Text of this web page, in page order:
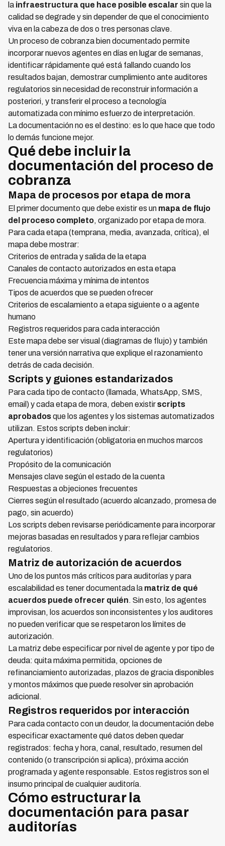
la infraestructura que hace posible escalar sin que la
calidad se degrade y sin depender de que el conocimiento
viva en la cabeza de dos o tres personas clave.
Un proceso de cobranza bien documentado permite
incorporar nuevos agentes en días en lugar de semanas,
identificar rápidamente qué está fallando cuando los
resultados bajan, demostrar cumplimiento ante auditores
regulatorios sin necesidad de reconstruir información a
posteriori, y transferir el proceso a tecnología
automatizada con mínimo esfuerzo de interpretación.
La documentación no es el destino: es lo que hace que todo
lo demás funcione mejor.
Qué debe incluir la
documentación del proceso de
cobranza
Mapa de procesos por etapa de mora
El primer documento que debe existir es un mapa de flujo
del proceso completo, organizado por etapa de mora.
Para cada etapa (temprana, media, avanzada, crítica), el
mapa debe mostrar:
Criterios de entrada y salida de la etapa
Canales de contacto autorizados en esta etapa
Frecuencia máxima y mínima de intentos
Tipos de acuerdos que se pueden ofrecer
Criterios de escalamiento a etapa siguiente o a agente
humano
Registros requeridos para cada interacción
Este mapa debe ser visual (diagramas de flujo) y también
tener una versión narrativa que explique el razonamiento
detrás de cada decisión.
Scripts y guiones estandarizados
Para cada tipo de contacto (llamada, WhatsApp, SMS,
email) y cada etapa de mora, deben existirscripts
aprobadosque los agentes y los sistemas automatizados
utilizan. Estos scripts deben incluir:
Apertura y identificación (obligatoria en muchos marcos
regulatorios)
Propósito de la comunicación
Mensajes clave según el estado de la cuenta
Respuestas a objeciones frecuentes
Cierres según el resultado (acuerdo alcanzado, promesa de
pago, sin acuerdo)
Los scripts deben revisarse periódicamente para incorporar
mejoras basadas en resultados y para reflejar cambios
regulatorios.
Matriz de autorización de acuerdos
Uno de los puntos más críticos para auditorías y para
escalabilidad es tener documentada la matriz de qué
acuerdos puede ofrecer quién. Sin esto, los agentes
improvisan, los acuerdos son inconsistentes y los auditores
no pueden verificar que se respetaron los límites de
autorización.
La matriz debe especificar por nivel de agente y por tipo de
deuda: quita máxima permitida, opciones de
refinanciamiento autorizadas, plazos de gracia disponibles
y montos máximos que puede resolver sin aprobación
adicional.
Registros requeridos por interacción
Para cada contacto con un deudor, la documentación debe
especificar exactamente qué datos deben quedar
registrados: fecha y hora, canal, resultado, resumen del
contenido (o transcripción si aplica), próxima acción
programada y agente responsable. Estos registros son el
insumo principal de cualquier auditoría.
Cómo estructurar la
documentación para pasar
auditorías